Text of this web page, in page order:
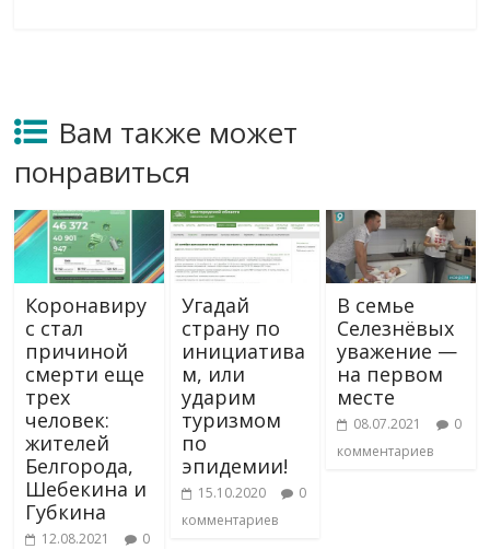
Вам также может
понравиться
Коронавиру
с стал
причиной
смерти еще
трех
человек:
жителей
Белгорода,
Шебекина и
Губкина
12.08.2021
0
Угадай
страну по
инициатива
м, или
ударим
туризмом
по
эпидемии!
15.10.2020
0
комментариев
В семье
Селезнёвых
уважение —
на первом
месте
08.07.2021
0
комментариев